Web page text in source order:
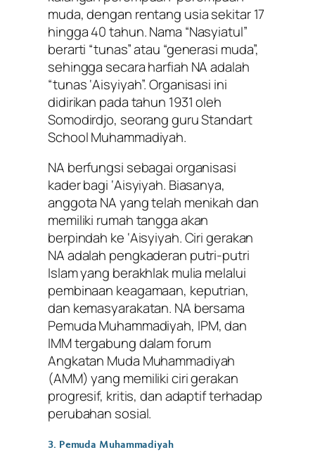
muda, dengan rentang usia sekitar 17
hingga 40 tahun. Nama “Nasyiatul”
berarti “tunas” atau “generasi muda”,
sehingga secara harfiah NA adalah
“tunas ‘Aisyiyah”. Organisasi ini
didirikan pada tahun 1931 oleh
Somodirdjo, seorang guru Standart
School Muhammadiyah.
NA berfungsi sebagai organisasi
kader bagi ‘Aisyiyah. Biasanya,
anggota NA yang telah menikah dan
memiliki rumah tangga akan
berpindah ke ‘Aisyiyah. Ciri gerakan
NA adalah pengkaderan putri-putri
Islam yang berakhlak mulia melalui
pembinaan keagamaan, keputrian,
dan kemasyarakatan. NA bersama
Pemuda Muhammadiyah, IPM, dan
IMM tergabung dalam forum
Angkatan Muda Muhammadiyah
(AMM) yang memiliki ciri gerakan
progresif, kritis, dan adaptif terhadap
perubahan sosial.
3. Pemuda Muhammadiyah